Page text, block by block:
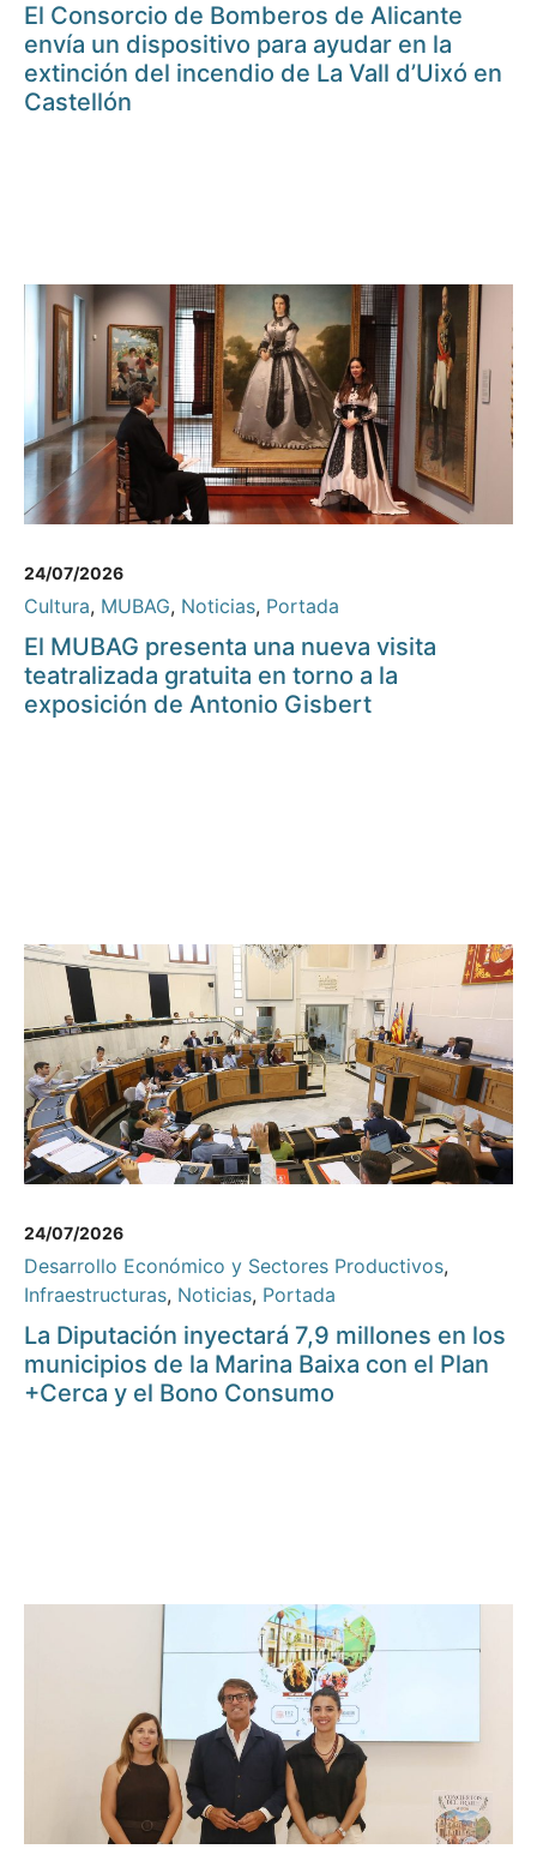
El Consorcio de Bomberos de Alicante
envía un dispositivo para ayudar en la
extinción del incendio de La Vall d’Uixó en
Castellón
24/07/2026
Cultura, MUBAG, Noticias, Portada
El MUBAG presenta una nueva visita
teatralizada gratuita en torno a la
exposición de Antonio Gisbert
24/07/2026
Desarrollo Económico y Sectores Productivos,
Infraestructuras, Noticias, Portada
La Diputación inyectará 7,9 millones en los
municipios de la Marina Baixa con el Plan
+Cerca y el Bono Consumo